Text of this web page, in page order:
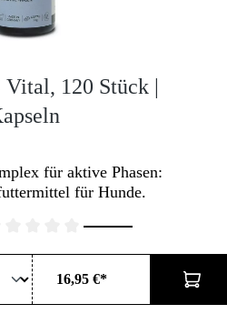
120 Stück |
für aktive Phasen:
für Hunde.
16,95 €*
Bewertung von 0 von 5 Sternen